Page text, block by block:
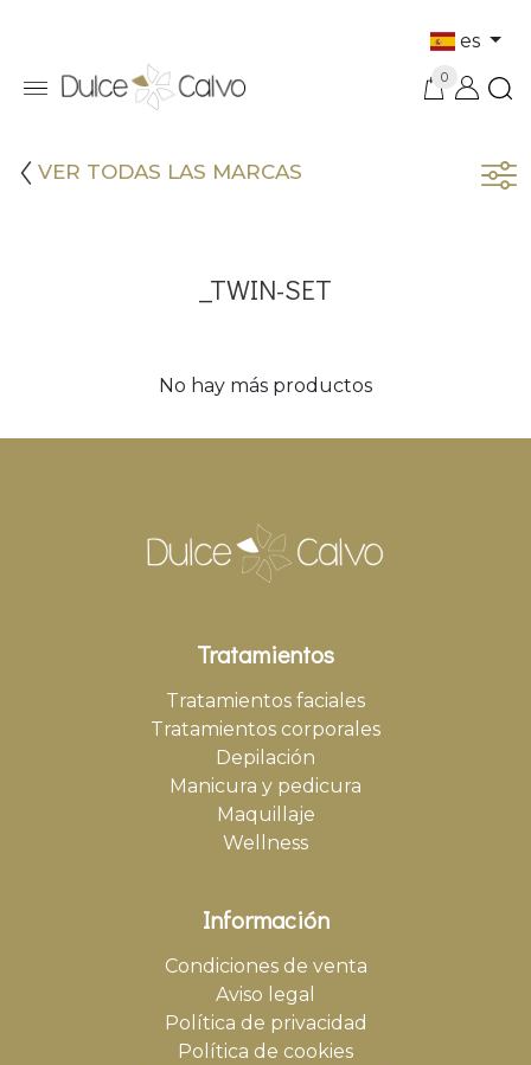
es
0
VER TODAS LAS MARCAS
_TWIN-SET
No hay más productos
Tratamientos
Tratamientos faciales
Tratamientos corporales
Depilación
Manicura y pedicura
Maquillaje
Wellness
Información
Condiciones de venta
Aviso legal
Política de privacidad
Política de cookies